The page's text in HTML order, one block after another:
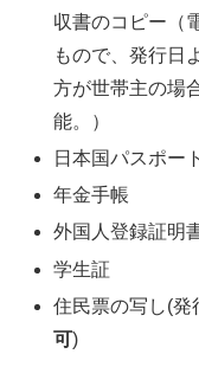
収書のコピー（
もので、発行日
方が世帯主の場
能。）
日本国パスポー
年金手帳
外国人登録証明
学生証
住民票の写し(発
可)